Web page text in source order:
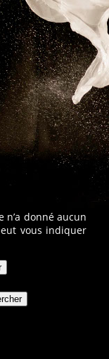
contenu
n’a donné aucun
vous indiquer